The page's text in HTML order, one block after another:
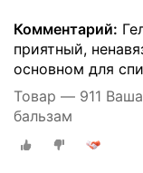
Комментарий:
приятный,
основном для
Товар — 911
бальзам